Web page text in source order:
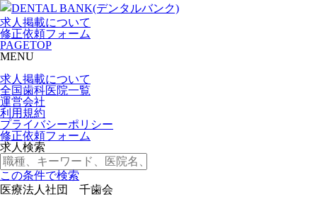
求人掲載について
修正依頼フォーム
PAGETOP
MENU
求人掲載について
全国歯科医院一覧
運営会社
利用規約
プライバシーポリシー
修正依頼フォーム
求人検索
この条件で検索
医療法人社団 千歯会